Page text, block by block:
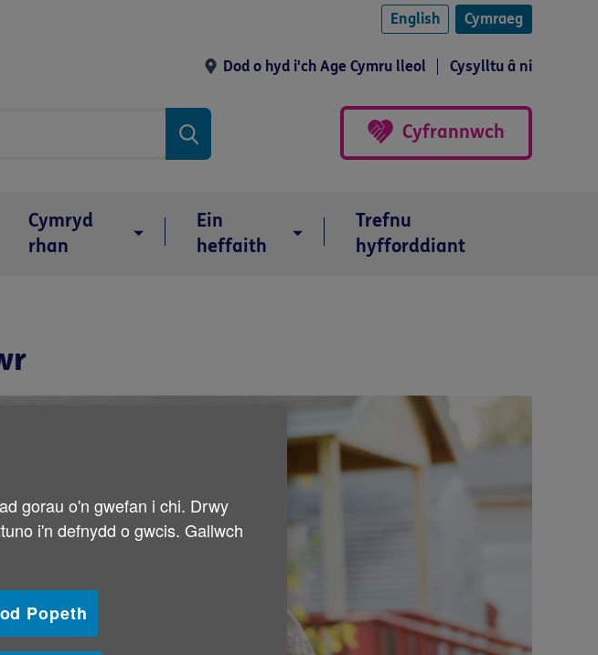
English Cymraeg
Dod o hyd i'ch Age Cymru lleol Cysylltu â ni
Cyfrannwch
Cymryd
rhan
Ein
heffaith
Trefnu
hyfforddiant
gorau o'n gwefan i chi. Drwy
i'n defnydd o gwcis. Gallwch
Popeth